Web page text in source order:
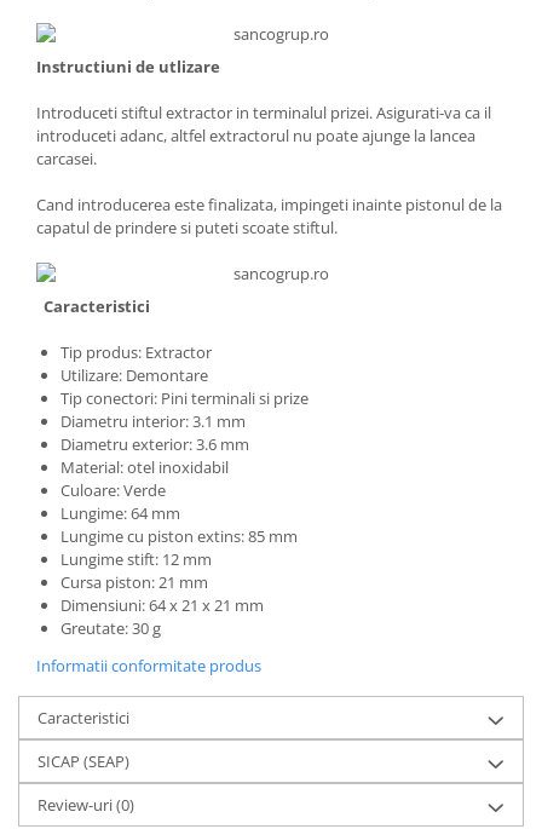
Instructiuni de utlizare
Introduceti stiftul extractor in terminalul prizei. Asigurati-va ca il
introduceti adanc, altfel extractorul nu poate ajunge la lancea
carcasei.
Cand introducerea este finalizata, impingeti inainte pistonul de la
capatul de prindere si puteti scoate stiftul.
Caracteristici
Tip produs: Extractor
Utilizare: Demontare
Tip conectori: Pini terminali si prize
Diametru interior: 3.1 mm
Diametru exterior: 3.6 mm
Material: otel inoxidabil
Culoare: Verde
Lungime: 64 mm
Lungime cu piston extins: 85 mm
Lungime stift: 12 mm
Cursa piston: 21 mm
Dimensiuni: 64 x 21 x 21 mm
Greutate: 30 g
Informatii conformitate produs
Caracteristici
SICAP (SEAP)
Review-uri(0)